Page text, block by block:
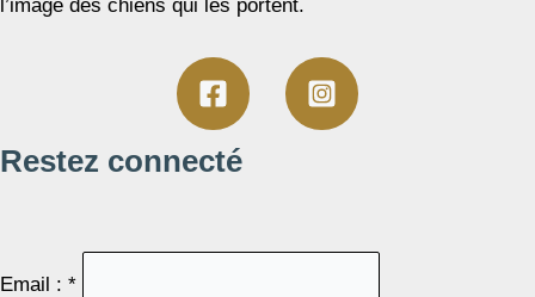
l’image des chiens qui les portent.
Restez connecté
Email : *